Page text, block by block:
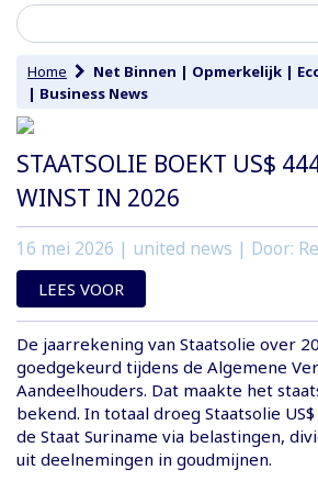
Home Net Binnen | Opmerkelijk |
| Business News
STAATSOLIE BOEKT US$
WINST IN 2026
16 mei 2026 | united news | Door:
LEES VOOR
De jaarrekening van Staatsolie over
goedgekeurd tijdens de Algemene
Aandeelhouders. Dat maakte het
bekend. In totaal droeg Staatsolie
de Staat Suriname via belastingen,
uit deelnemingen in goudmijnen.